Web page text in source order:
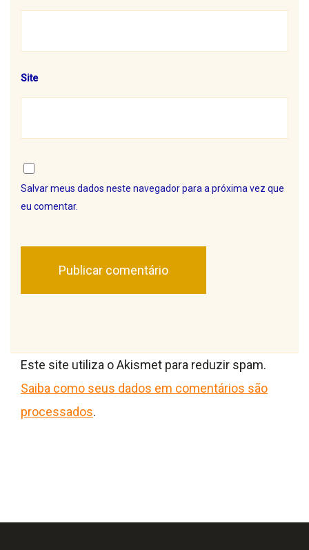
Site
Salvar meus dados neste navegador para a próxima vez que
eu comentar.
Este site utiliza o Akismet para reduzir spam.
Saiba como seus dados em comentários são
processados.